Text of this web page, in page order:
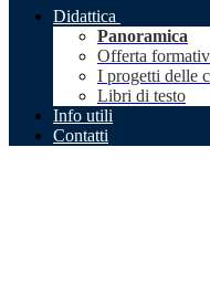
Didattica
Panoramica
Offerta
I progetti delle
Libri di testo
Info utili
Contatti